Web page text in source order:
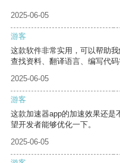
2025-06-05
游客
这款软件非常实用，可以帮助
查找资料、翻译语言、编写代码
2025-06-05
游客
这款加速器app的加速效果还是
望开发者能够优化一下。
2025-06-05